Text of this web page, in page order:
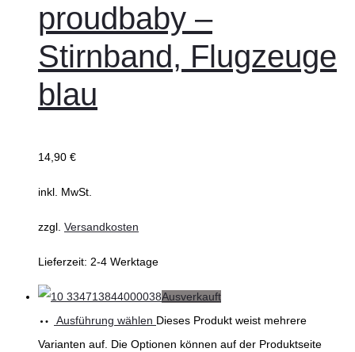
proudbaby –
Stirnband, Flugzeuge
blau
14,90 €
inkl. MwSt.
zzgl. Versandkosten
Lieferzeit: 2-4 Werktage
Ausverkauft
Ausführung wählen Dieses Produkt weist mehrere
Varianten auf. Die Optionen können auf der Produktseite